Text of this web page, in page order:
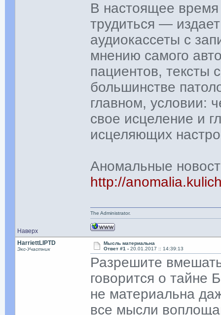
В настоящее
трудиться —
аудиокассеты с
мнению самого
пациентов, тексты
большинстве
главном, условии:
свое исцеление и
исцеляющих
Аномальные
http://
Наверх
The Administrator.
HarriettLIPTD
Экс-Участник
Мысль материальна
Ответ #1 -20.01.2017 :: 14:39:13
Разрешите
говорится о
не материальна
всe мысли